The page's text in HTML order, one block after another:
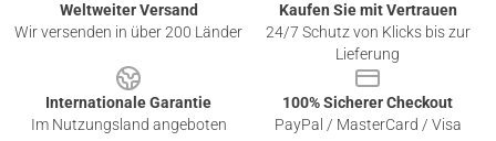
Weltweiter Versand
Wir versenden in über 200 Länder
Kaufen Sie mit Vertrauen
24/7 Schutz von Klicks bis zur
Lieferung
Internationale Garantie
Im Nutzungsland angeboten
100% Sicherer Checkout
PayPal / MasterCard / Visa